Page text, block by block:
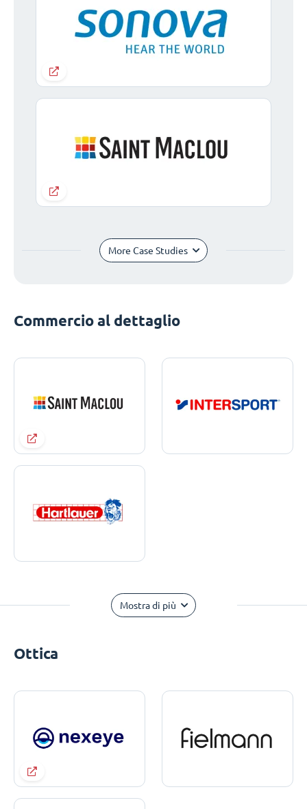
More Case Studies
Commercio al dettaglio
Mostra di più
Ottica